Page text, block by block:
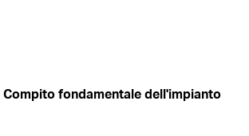
Compito fondamentale dell'impianto